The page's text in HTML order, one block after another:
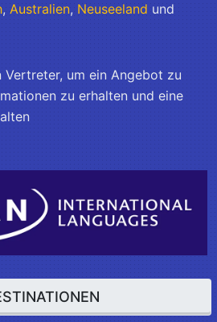
, Australien, Neuseeland und
Vertreter, um ein Angebot zu
zu erhalten und eine